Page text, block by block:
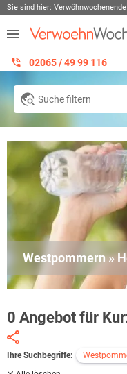
Sie sind hier: Verwöhnwochenende
02065 / 49 ‌99 116
Suche filtern
Westpommern »
0 Angebot für
Ihre Suchbegriffe: